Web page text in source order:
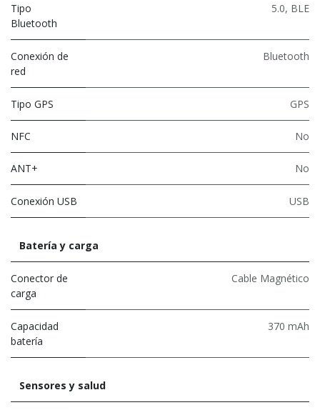
Tipo
Bluetooth
5.0, BLE
Conexión de
red
Bluetooth
Tipo GPS GPS
NFC No
ANT+ No
Conexión USB USB
Batería y carga
Conector de
carga
Cable Magnético
Capacidad
batería
370 mAh
Sensores y salud